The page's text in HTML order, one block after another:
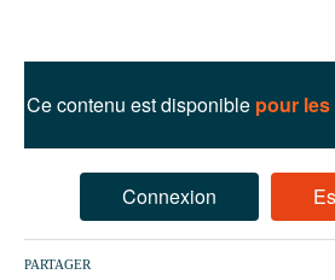
Ce contenu est disponible pour
Connexion
PARTAGER